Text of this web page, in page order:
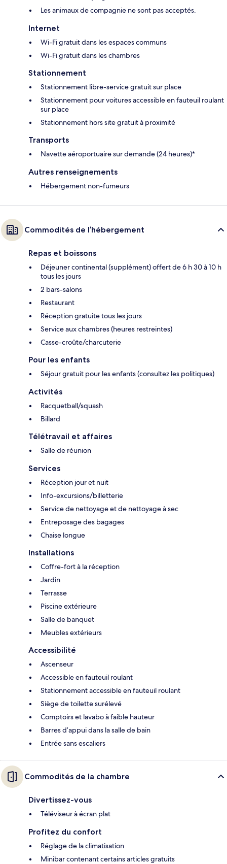
Les animaux de compagnie ne sont pas acceptés.
Internet
Wi-Fi gratuit dans les espaces communs
Wi-Fi gratuit dans les chambres
Stationnement
Stationnement libre-service gratuit sur place
Stationnement pour voitures accessible en fauteuil roulant
sur place
Stationnement hors site gratuit à proximité
Transports
Navette aéroportuaire sur demande (24 heures)*
Autres renseignements
Hébergement non-fumeurs
Commodités de l’hébergement
Repas et boissons
Déjeuner continental (supplément) offert de 6 h 30 à 10 h
tous les jours
2 bars-salons
Restaurant
Réception gratuite tous les jours
Service aux chambres (heures restreintes)
Casse-croûte/charcuterie
Pour les enfants
Séjour gratuit pour les enfants (consultez les politiques)
Activités
Racquetball/squash
Billard
Télétravail et affaires
Salle de réunion
Services
Réception jour et nuit
Info-excursions/billetterie
Service de nettoyage et de nettoyage à sec
Entreposage des bagages
Chaise longue
Installations
Coffre-fort à la réception
Jardin
Terrasse
Piscine extérieure
Salle de banquet
Meubles extérieurs
Accessibilité
Ascenseur
Accessible en fauteuil roulant
Stationnement accessible en fauteuil roulant
Siège de toilette surélevé
Comptoirs et lavabo à faible hauteur
Barres d’appui dans la salle de bain
Entrée sans escaliers
Commodités de la chambre
Divertissez-vous
Téléviseur à écran plat
Profitez du confort
Réglage de la climatisation
Minibar contenant certains articles gratuits